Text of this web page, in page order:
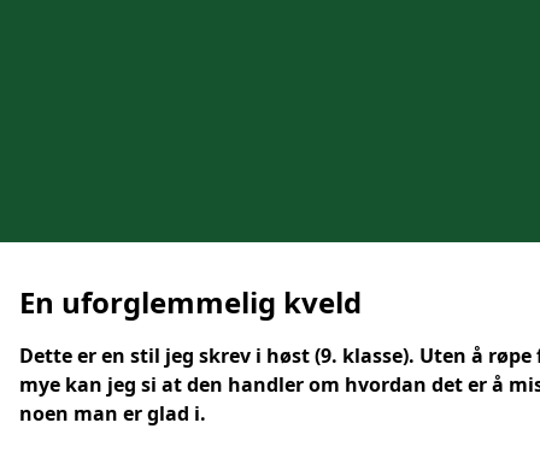
En uforglemmelig kveld
Dette er en stil jeg skrev i høst (9. klasse). Uten å røpe
mye kan jeg si at den handler om hvordan det er å
noen man er glad i.